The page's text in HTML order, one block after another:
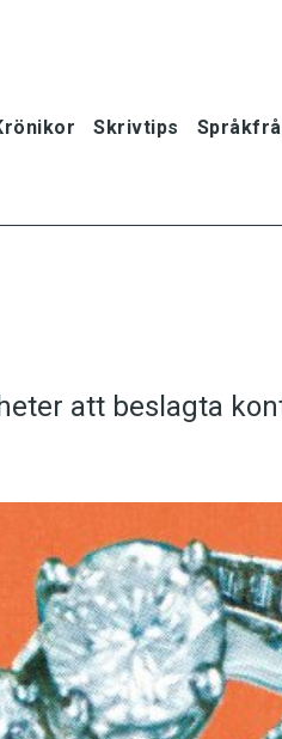
Skrivtips
till språkpolisen
att beslagta